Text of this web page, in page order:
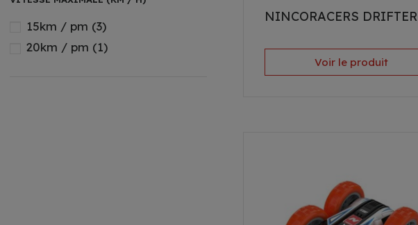
NINCORACERS DRIFTER
Voir le produit
15km / pm (3)
20km / pm (1)